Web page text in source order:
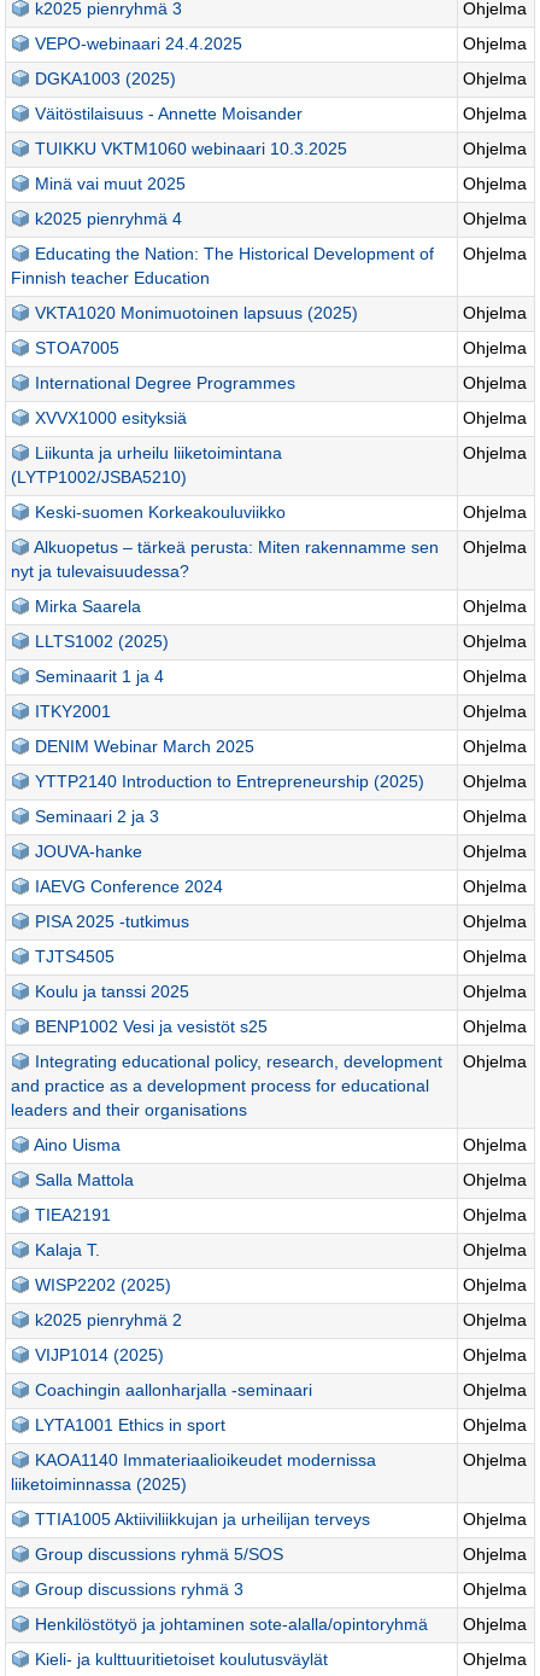
k2025 pienryhmä 3
Ohjelma
VEPO-webinaari 24.4.2025
Ohjelma
DGKA1003 (2025)
Ohjelma
Väitöstilaisuus - Annette Moisander
Ohjelma
TUIKKU VKTM1060 webinaari 10.3.2025
Ohjelma
Minä vai muut 2025
Ohjelma
k2025 pienryhmä 4
Ohjelma
Educating the Nation: The Historical Development of
Finnish teacher Education
Ohjelma
VKTA1020 Monimuotoinen lapsuus (2025)
Ohjelma
STOA7005
Ohjelma
International Degree Programmes
Ohjelma
XVVX1000 esityksiä
Ohjelma
Liikunta ja urheilu liiketoimintana
(LYTP1002/JSBA5210)
Ohjelma
Keski-suomen Korkeakouluviikko
Ohjelma
Alkuopetus – tärkeä perusta: Miten rakennamme sen
nyt ja tulevaisuudessa?
Ohjelma
Mirka Saarela
Ohjelma
LLTS1002 (2025)
Ohjelma
Seminaarit 1 ja 4
Ohjelma
ITKY2001
Ohjelma
DENIM Webinar March 2025
Ohjelma
YTTP2140 Introduction to Entrepreneurship (2025)
Ohjelma
Seminaari 2 ja 3
Ohjelma
JOUVA-hanke
Ohjelma
IAEVG Conference 2024
Ohjelma
PISA 2025 -tutkimus
Ohjelma
TJTS4505
Ohjelma
Koulu ja tanssi 2025
Ohjelma
BENP1002 Vesi ja vesistöt s25
Ohjelma
Integrating educational policy, research, development
and practice as a development process for educational
leaders and their organisations
Ohjelma
Aino Uisma
Ohjelma
Salla Mattola
Ohjelma
TIEA2191
Ohjelma
Kalaja T.
Ohjelma
WISP2202 (2025)
Ohjelma
k2025 pienryhmä 2
Ohjelma
VIJP1014 (2025)
Ohjelma
Coachingin aallonharjalla -seminaari
Ohjelma
LYTA1001 Ethics in sport
Ohjelma
KAOA1140 Immateriaalioikeudet modernissa
liiketoiminnassa (2025)
Ohjelma
TTIA1005 Aktiiviliikkujan ja urheilijan terveys
Ohjelma
Group discussions ryhmä 5/SOS
Ohjelma
Group discussions ryhmä 3
Ohjelma
Henkilöstötyö ja johtaminen sote-alalla/opintoryhmä
Ohjelma
Kieli- ja kulttuuritietoiset koulutusväylät
Ohjelma